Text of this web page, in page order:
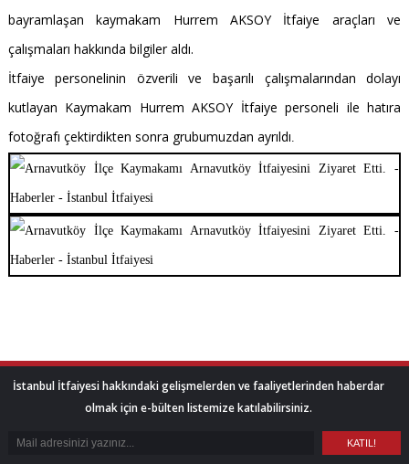
bayramlaşan kaymakam Hurrem AKSOY İtfaiye araçları ve
çalışmaları hakkında bilgiler aldı.
İtfaiye personelinin özverili ve başarılı çalışmalarından dolayı
kutlayan Kaymakam Hurrem AKSOY İtfaiye personeli ile hatıra
fotoğrafı çektirdikten sonra grubumuzdan ayrıldı.
İstanbul İtfaiyesi hakkındaki gelişmelerden ve faaliyetlerinden haberdar
olmak için e-bülten listemize katılabilirsiniz.